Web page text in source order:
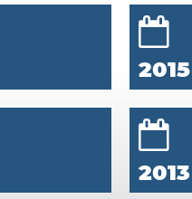
2015
2013